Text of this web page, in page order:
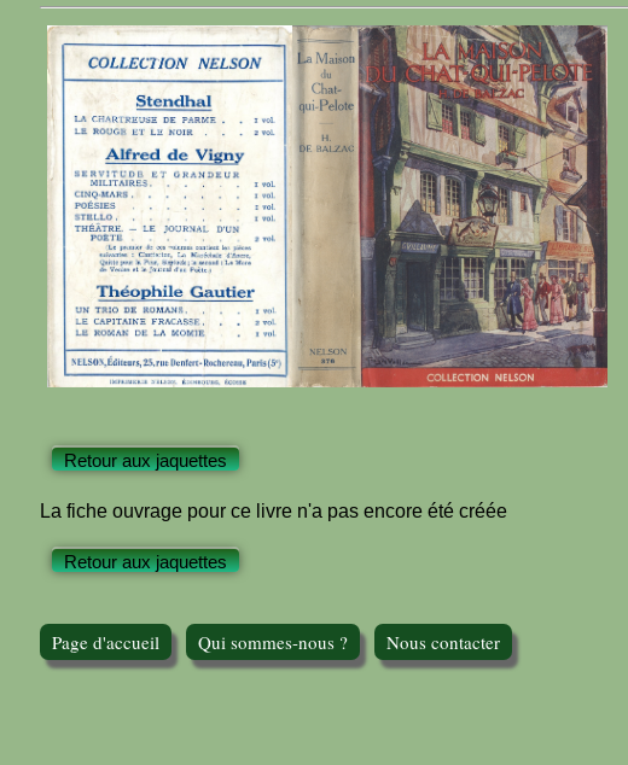
Retour aux jaquettes
La fiche ouvrage pour ce livre n'a pas encore été créée
Retour aux jaquettes
Page d'accueil Qui sommes-nous ? Nous contacter